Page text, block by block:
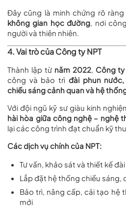
Đây cũng là minh chứng rõ
không gian học đường , nơi
người và thiên nhiên.
4. Vai trò của Công ty NPT
Thành lập từ năm 2022, Công ty
công và bảo trì đài phun
chiếu sáng cảnh quan và hệ
Với đội ngũ kỹ sư giàu kinh
hài hòa giữa công nghệ – nghệ
lại các công trình đạt chuẩn kỹ
Các dịch vụ chính của NPT:
Tư vấn, khảo sát và thiết kế
Lắp đặt hệ thống chiếu sáng,
Bảo trì, nâng cấp, cải tạo hệ
mới